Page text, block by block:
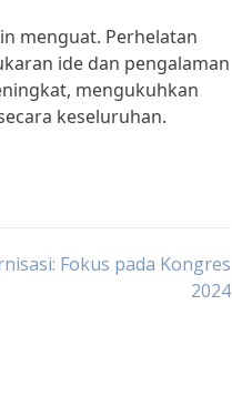
menguat. Perhelatan
ide dan pengalaman
mengukuhkan
keseluruhan.
Fokus pada Kongres
2024